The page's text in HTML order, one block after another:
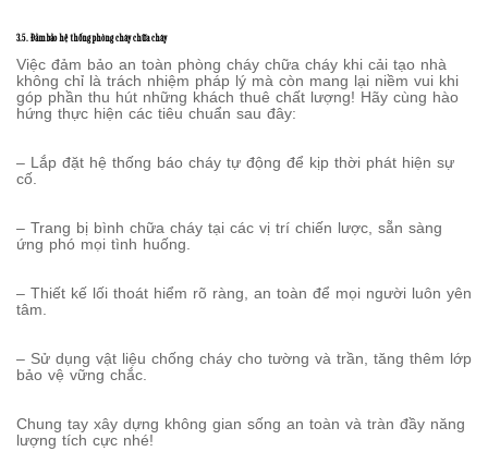
3.5. Đảm bảo hệ thống phòng cháy chữa cháy
Việc đảm bảo an toàn phòng cháy chữa cháy khi cải tạo nhà
không chỉ là trách nhiệm pháp lý mà còn mang lại niềm vui khi
góp phần thu hút những khách thuê chất lượng! Hãy cùng hào
hứng thực hiện các tiêu chuẩn sau đây:
– Lắp đặt hệ thống báo cháy tự động để kịp thời phát hiện sự
cố.
– Trang bị bình chữa cháy tại các vị trí chiến lược, sẵn sàng
ứng phó mọi tình huống.
– Thiết kế lối thoát hiểm rõ ràng, an toàn để mọi người luôn yên
tâm.
– Sử dụng vật liệu chống cháy cho tường và trần, tăng thêm lớp
bảo vệ vững chắc.
Chung tay xây dựng không gian sống an toàn và tràn đầy năng
lượng tích cực nhé!